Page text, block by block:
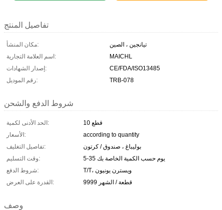
تفاصيل المنتج
مكان المنشأ:
تيانجين ، الصين
اسم العلامة التجارية:
MAICHL
إصدار الشهادات:
CE/FDA/ISO13485
رقم الموديل:
TRB-078
شروط الدفع والشحن
الحد الأدنى لكمية:
10 قطع
الأسعار:
according to quantity
تفاصيل التغليف:
بوليباغ ، صندوق / كرتون
وقت التسليم:
5-35 يوم حسب الكمية الخاصة بك
شروط الدفع:
T/T، ويسترن يونيون
القدرة على العرض:
9999 قطعة / الشهر
وصف